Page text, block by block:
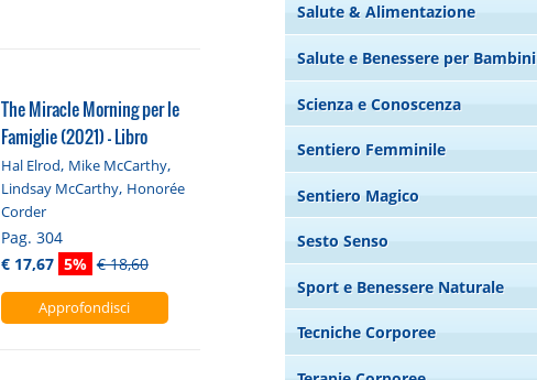
The Miracle Morning per le
Famiglie (2021) - Libro
Hal Elrod, Mike McCarthy,
Lindsay McCarthy, Honorée
Corder
Pag. 304
€ 17,67 5% € 18,60
Approfondisci
Salute & Alimentazione
Salute e Benessere per Bambini
Scienza e Conoscenza
Sentiero Femminile
Sentiero Magico
Sesto Senso
Sport e Benessere Naturale
Tecniche Corporee